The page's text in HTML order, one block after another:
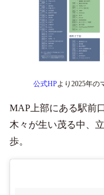
公式HPより2025年の
MAP上部にある駅前
木々が生い茂る中、
歩。